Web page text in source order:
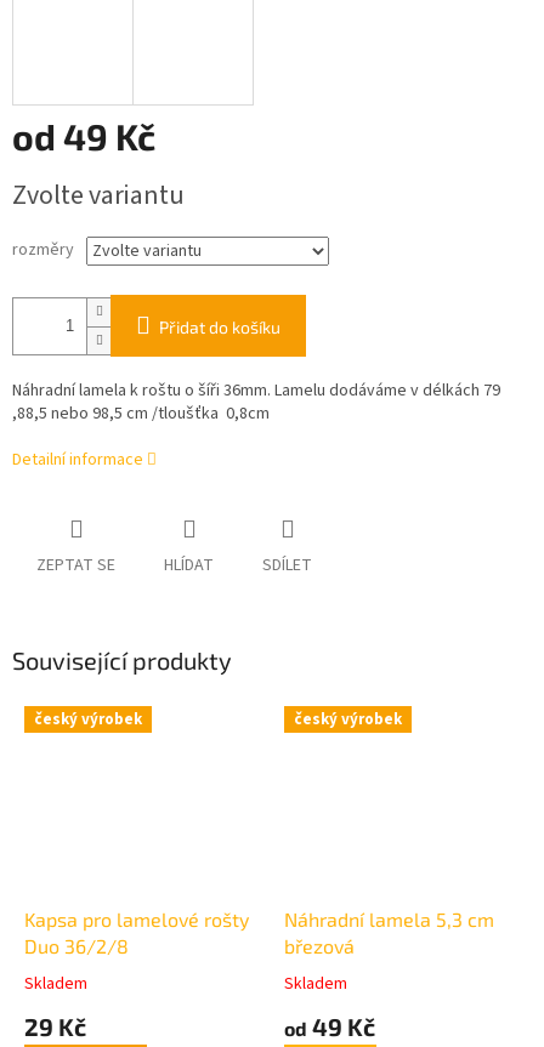
od 49 Kč
cena:
Zvolte variantu
rozměry
Přidat do košíku
Náhradní lamela k roštu o šíři 36mm. Lamelu dodáváme v délkách 79
,88,5 nebo 98,5 cm /tloušťka 0,8cm
Detailní informace
ZEPTAT SE HLÍDAT SDÍLET
Související produkty
český výrobek
Kapsa pro lamelové rošty
Duo 36/2/8
Průměrné
produktu
Skladem
29 Kč
český výrobek
Náhradní lamela 5,3 cm
březová
Průměrné
produktu
Skladem
od 49 Kč